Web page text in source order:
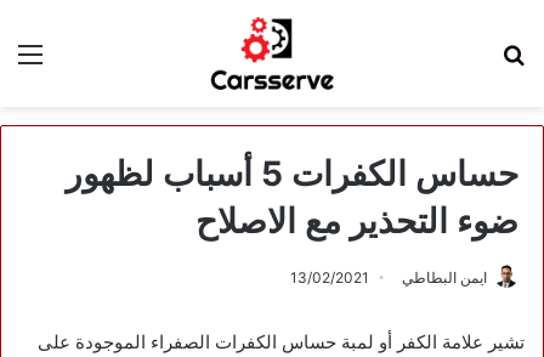
حساس الكفرات 5 أسباب لظهور
ضوء التحذير مع الاصلاح
ايمن البطاطي 13/02/2021
تشير علامة الكفر أو لمبة حساس الكفرات الصفراء الموجودة على